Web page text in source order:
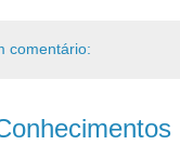
comentário: